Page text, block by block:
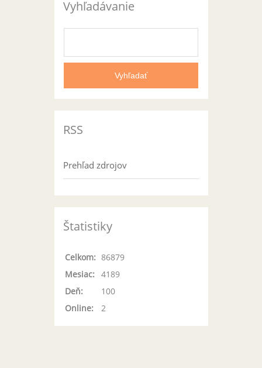
Vyhľadávanie
RSS
Prehľad zdrojov
Štatistiky
Online: 2
Celkom: 86879
Mesiac:
4189
Deň:
100